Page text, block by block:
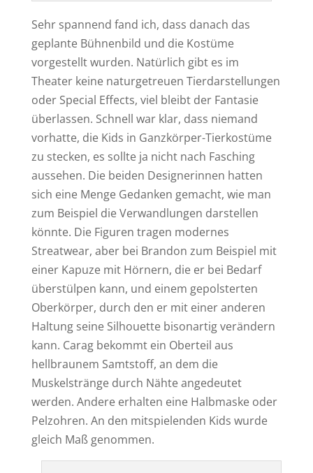
Sehr spannend fand ich, dass danach das
geplante Bühnenbild und die Kostüme
vorgestellt wurden. Natürlich gibt es im
Theater keine naturgetreuen Tierdarstellungen
oder Special Effects, viel bleibt der Fantasie
überlassen. Schnell war klar, dass niemand
vorhatte, die Kids in Ganzkörper-Tierkostüme
zu stecken, es sollte ja nicht nach Fasching
aussehen. Die beiden Designerinnen hatten
sich eine Menge Gedanken gemacht, wie man
zum Beispiel die Verwandlungen darstellen
könnte. Die Figuren tragen modernes
Streatwear, aber bei Brandon zum Beispiel mit
einer Kapuze mit Hörnern, die er bei Bedarf
überstülpen kann, und einem gepolsterten
Oberkörper, durch den er mit einer anderen
Haltung seine Silhouette bisonartig verändern
kann. Carag bekommt ein Oberteil aus
hellbraunem Samtstoff, an dem die
Muskelstränge durch Nähte angedeutet
werden. Andere erhalten eine Halbmaske oder
Pelzohren. An den mitspielenden Kids wurde
gleich Maß genommen.